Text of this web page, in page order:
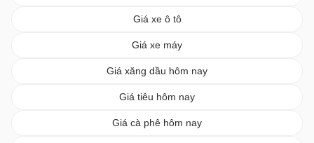
Giá xe ô tô
Giá xe máy
Giá xăng dầu hôm nay
Giá tiêu hôm nay
Giá cà phê hôm nay